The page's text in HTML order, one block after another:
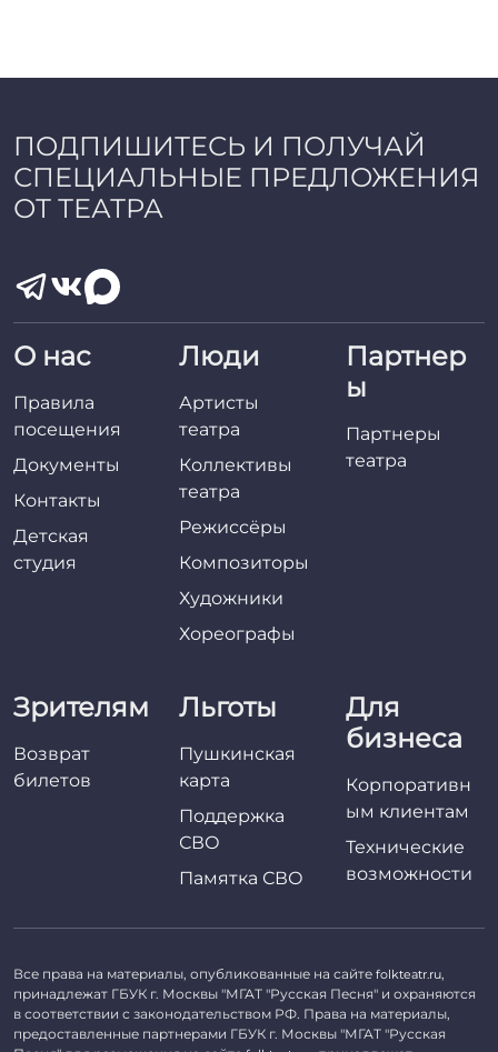
ПОДПИШИТЕСЬ И ПОЛУЧАЙ
СПЕЦИАЛЬНЫЕ ПРЕДЛОЖЕНИЯ
ОТ ТЕАТРА
О нас
Правила
посещения
Документы
Контакты
Детская
студия
Люди
Артисты
театра
Коллективы
театра
Режиссёры
Композиторы
Художники
Хореографы
Партнер
ы
Партнеры
театра
Зрителям
Возврат
билетов
Льготы
Пушкинская
карта
Поддержка
СВО
Памятка СВО
Для
бизнеса
Корпоративн
ым клиентам
Технические
возможности
Все права на материалы, опубликованные на сайте folkteatr.ru,
принадлежат ГБУК г. Москвы "МГАТ "Русская Песня" и охраняются
в соответствии с законодательством РФ. Права на материалы,
предоставленные партнерами ГБУК г. Москвы "МГАТ "Русская